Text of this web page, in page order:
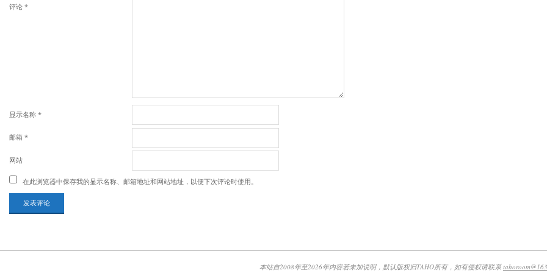
评论 *
显示名称 *
邮箱 *
网站
在此浏览器中保存我的显示名称、邮箱地址和网站地址，以便下次评论时使用。
本站自2008年至2026年内容若未加说明，默认版权归TAHO所有，如有侵权请联系